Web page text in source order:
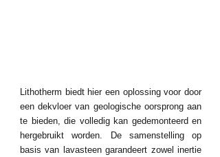
Lithotherm biedt hier een oplossing voor door
een dekvloer van geologische oorsprong aan
te bieden, die volledig kan gedemonteerd en
hergebruikt worden. De samenstelling op
basis van lavasteen garandeert zowel inertie